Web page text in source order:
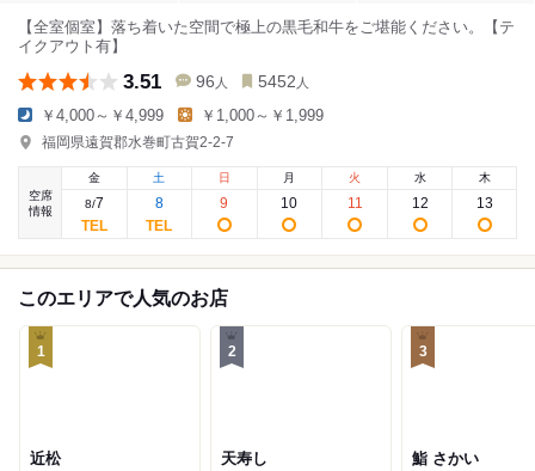
【全室個室】落ち着いた空間で極上の黒毛和牛をご堪能ください。【テ
イクアウト有】
3.51 96 人 5452 人
￥4,000～￥4,999 ￥1,000～￥1,999
福岡県遠賀郡水巻町古賀2-2-7
空席
情報
金
8/7
土
8
日
9
月
10
火
11
水
12
木
13
このエリアで人気のお店
1
近松
2
天寿し
3
鮨 さかい